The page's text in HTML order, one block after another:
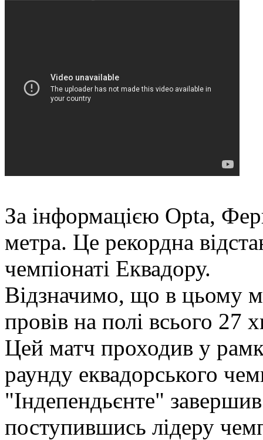
За інформацією Opta,
метра. Це рекордна
чемпіонаті Еквадору.
Відзначимо, що в цьому
провів на полі всього 27
Цей матч проходив у
раунду еквадорського
"Індепендьєнте"
поступившись лідеру